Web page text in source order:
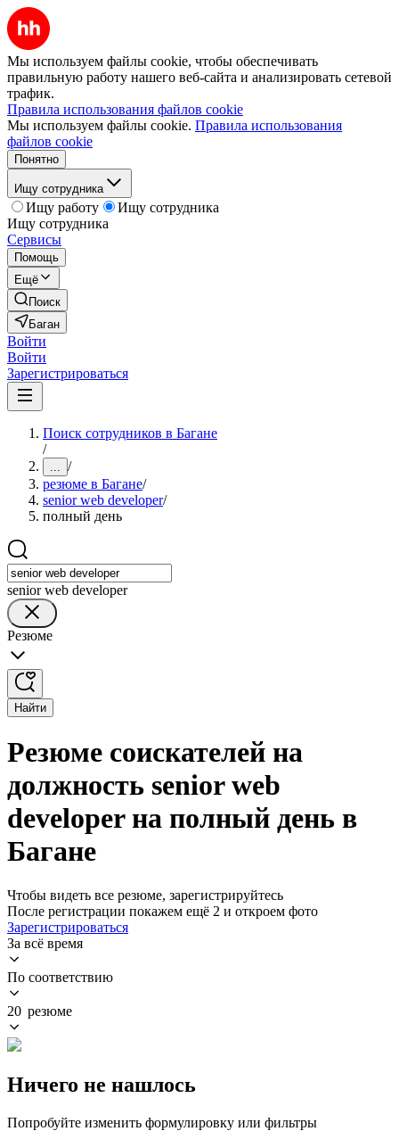
Мы используем файлы cookie, чтобы обеспечивать
правильную работу нашего веб-сайта и анализировать сетевой
трафик.
Правила использования файлов cookie
Мы используем файлы cookie. Правила использования
файлов cookie
Понятно
Ищу сотрудника
Ищу работу
Ищу сотрудника
Ищу сотрудника
Сервисы
Помощь
Ещё
Поиск
Баган
Войти
Войти
Зарегистрироваться
Поиск сотрудников в Багане
/
... /
резюме в Багане/
senior web developer/
полный день
senior web developer
Резюме
Найти
Резюме соискателей на
должность senior web
developer на полный день в
Багане
Чтобы видеть все резюме, зарегистрируйтесь
После регистрации покажем ещё 2 и откроем фото
Зарегистрироваться
За всё время
По соответствию
20 резюме
Ничего не нашлось
Попробуйте изменить формулировку или фильтры